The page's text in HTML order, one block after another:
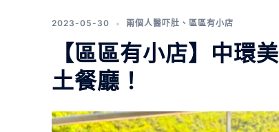
2023-05-30 兩個人醫吓肚 、 區區有小店
【區區有小店】中環
土餐廳！